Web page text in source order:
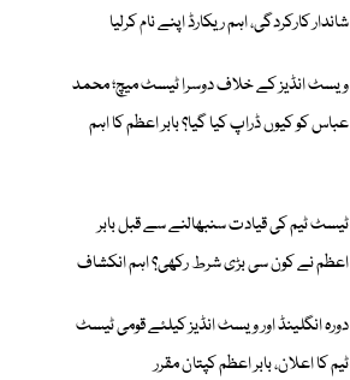
شاندار کارکردگی، اہم ریکارڈ اپنے نام کرلیا
ویسٹ انڈیز کے خلاف دوسرا ٹیسٹ میچ؛ محمد
عباس کو کیوں ڈراپ کیا گیا؟ بابر اعظم کا اہم
ٹیسٹ ٹیم کی قیادت سنبھالنے سے قبل بابر
اعظم نے کون سی بڑی شرط رکھی؟ اہم انکشاف
دورہ انگلینڈ اور ویسٹ انڈیز کیلئے قومی ٹیسٹ
ٹیم کا اعلان، بابر اعظم کپتان مقرر